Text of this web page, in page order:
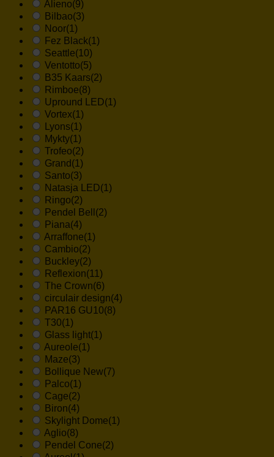
Alieno(9)
Bilbao(3)
Noor(1)
Fez Black(1)
Seattle(10)
Ventotto(5)
B35 Kaars(2)
Rimboe(8)
Upround LED(1)
Vortex(1)
Lyons(1)
Mykty(1)
Trofeo(2)
Grand (1)
Santo(3)
Natasja LED(1)
Ringo(2)
Pendel Bell (2)
Piana(4)
Arraffone(1)
Cambio(2)
Buckley(2)
Reflexion(11)
The Crown(6)
circulair design(4)
PAR16 GU10(8)
T30(1)
Glass light(1)
Aureole(1)
Maze(3)
Bollique New(7)
Palco(1)
Cage(2)
Biron(4)
Skylight Dome(1)
Aglio(8)
Pendel Cone(2)